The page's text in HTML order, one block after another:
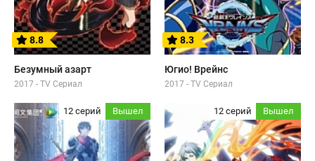
8.8
Безумный азарт
2017 - TV Сериал
8.3
Югио! Врейнс
2017 - TV Сериал
12 серий Вышел 12 серий Вышел